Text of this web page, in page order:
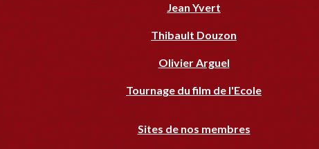
Jean Yvert
Thibault Douzon
Olivier Arguel
Tournage du film de l'Ecole
Sites de nos membres